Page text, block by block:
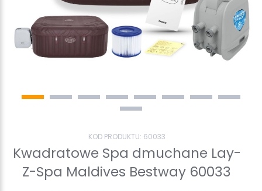
KOD PRODUKTU: 60033
Kwadratowe Spa dmuchane Lay-
Z-Spa Maldives Bestway 60033